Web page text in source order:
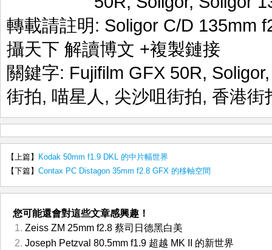
轉載請註明: Soligor C/D 135mm
攝天下 解讀博文 +複製鏈接
關鍵字: Fujifilm GFX 50R, Soligor
街拍, 喵星人 , 尖沙咀街拍, 香港街
【上篇】
Kodak 50mm f1.9 DKL 的中片幅世界
【下篇】 Contax PC Distagon 35mm f2.8 GFX 的移軸空間
您可能還會對這些文章感興趣！
Zeiss ZM 25mm f2.8 蔡司日德黑白美
Joseph Petzval 80.5mm f1.9 超越 MK II 的新世界